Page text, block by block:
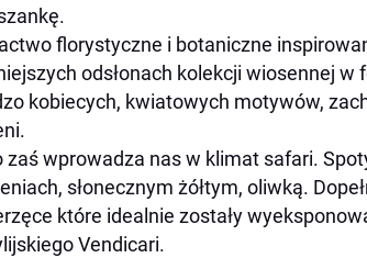
florystyczne i botaniczne
odsłonach kolekcji wiosennej
kobiecych, kwiatowych motywów,
zaś wprowadza nas w klimat safari.
słonecznym żółtym, oliwką.
które idealnie zostały
Vendicari.